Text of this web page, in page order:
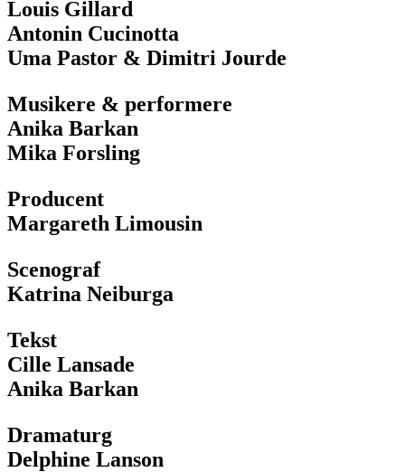
Louis Gillard
Antonin Cucinotta
Uma Pastor & Dimitri Jourde
Musikere & performere
Anika Barkan
Mika Forsling
Producent
Margareth Limousin
Scenograf
Katrina Neiburga
Tekst
Cille Lansade
Anika Barkan
Dramaturg
Delphine Lanson